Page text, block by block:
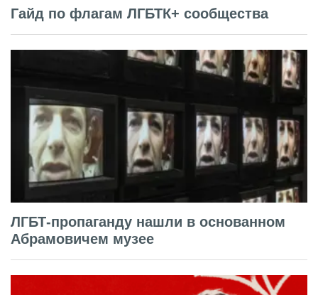
Гайд по флагам ЛГБТК+ сообщества
ЛГБТ-пропаганду нашли в основанном
Абрамовичем музее